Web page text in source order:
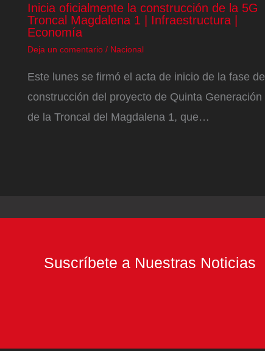
Inicia oficialmente la construcción de la 5G
Troncal Magdalena 1 | Infraestructura |
Economía
Deja un comentario / Nacional
Este lunes se firmó el acta de inicio de la fase de
construcción del proyecto de Quinta Generación
de la Troncal del Magdalena 1, que…
Suscríbete a Nuestras Noticias